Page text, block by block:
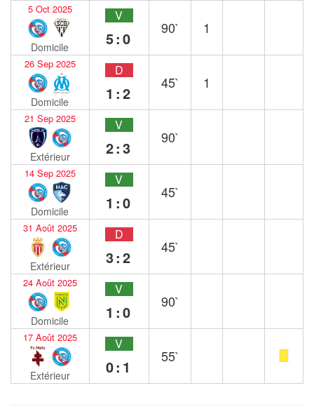
5 Oct 2025
Domicile
V
5:0
90` 1
26 Sep 2025
Domicile
D
1:2
45` 1
21 Sep 2025
Extérieur
V
2:3
90`
14 Sep 2025
Domicile
V
1:0
45`
31 Août 2025
Extérieur
D
3:2
45`
24 Août 2025
Domicile
V
1:0
90`
17 Août 2025
Extérieur
V
0:1
55`